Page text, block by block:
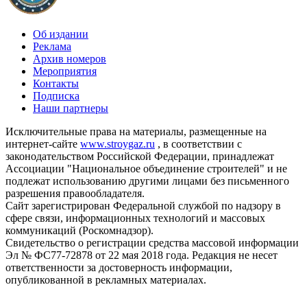
Об издании
Реклама
Архив номеров
Мероприятия
Контакты
Подписка
Наши партнеры
Исключительные права на материалы, размещенные на
интернет-сайте www.stroygaz.ru , в соответствии с
законодательством Российской Федерации, принадлежат
Ассоциации "Национальное объединение строителей" и не
подлежат использованию другими лицами без письменного
разрешения правообладателя.
Сайт зарегистрирован Федеральной службой по надзору в
сфере связи, информационных технологий и массовых
коммуникаций (Роскомнадзор).
Свидетельство о регистрации средства массовой информации
Эл № ФС77-72878 от 22 мая 2018 года. Редакция не несет
ответственности за достоверность информации,
опубликованной в рекламных материалах.